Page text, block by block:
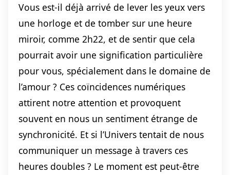
Vous est-il déjà arrivé de lever les yeux vers
une horloge et de tomber sur une heure
miroir, comme 2h22, et de sentir que cela
pourrait avoir une signification particulière
pour vous, spécialement dans le domaine de
l’amour ? Ces coïncidences numériques
attirent notre attention et provoquent
souvent en nous un sentiment étrange de
synchronicité. Et si l’Univers tentait de nous
communiquer un message à travers ces
heures doubles ? Le moment est peut-être